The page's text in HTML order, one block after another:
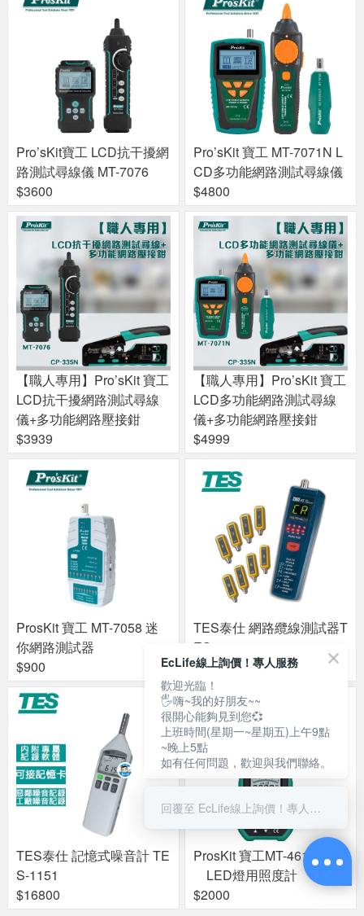
Pro’sKit寶工 LCD抗干擾網
路測試尋線儀 MT-7076
$3600
Pro’sKit 寶工 MT-7071N L
CD多功能網路測試尋線儀
$4800
【職人專用】Pro’sKit 寶工
LCD抗干擾網路測試尋線
儀+多功能網路壓接鉗
$3939
【職人專用】Pro’sKit 寶工
LCD多功能網路測試尋線
儀+多功能網路壓接鉗
$4999
ProsKit 寶工 MT-7058 迷
你網路測試器
$900
TES泰仕 網路纜線測試器T
ES-45
$2415
TES泰仕 記憶式噪音計 TE
S-1151
$16800
ProsKit 寶工MT-4617LED
LED燈用照度計
$2000
EcLife線上詢價！專人服務
歡迎光臨！
🖐嗨~我的好朋友~~
很開心能夠見到您💞
上班時間(星期一~星期五)上午9點
~晚上5點
如有任何問題，歡迎與我們聯絡。
回覆至 EcLife線上詢價！專人服務